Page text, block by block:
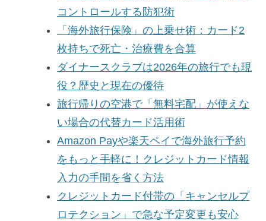
コントロールする防犯術
「海外旅行保険」の上乗せ術：カード2
枚持ちで死亡・治療費を合算
ダイナースクラブは2026年の旅行でも現
役？歴史と現在の優待
旅行帰りの空港で「無料宅配」が使えな
い場合の代替カード活用術
Amazon Payや楽天ペイで海外旅行予約
をもっと手軽に！クレジットカード情報
入力の手間を省く方法
クレジットカード付帯の「キャンセルプ
ロテクション」で急な予定変更も安心